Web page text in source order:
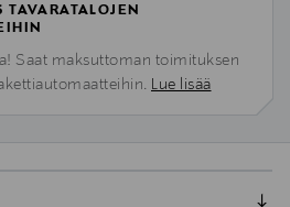
Saat maksuttoman toimituksen
Lue lisää